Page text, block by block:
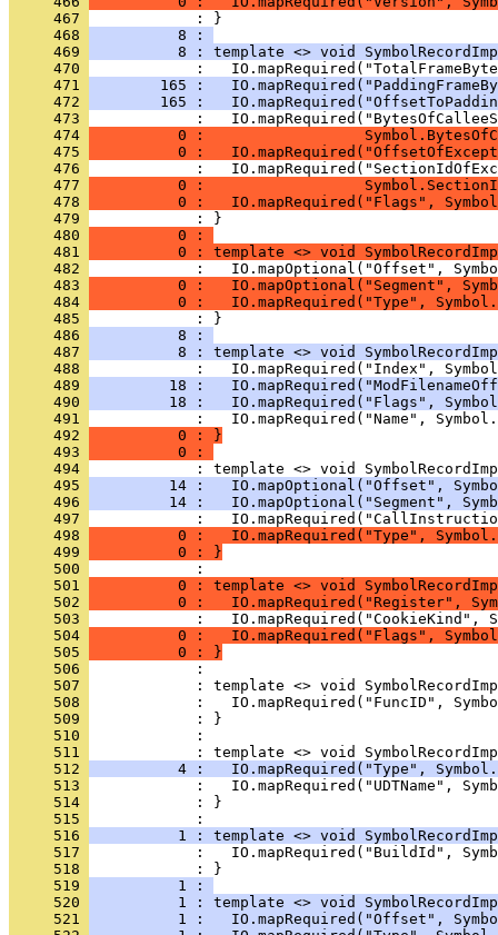
     467
            : }
     468
          8 :
     469
8 : template <> void
     470
     471
165 :
     472
165 :
     473
     474
0 :
     475
0 :
     476
     477
0 :
     478
0 :   IO.mapRequired("Flags",
     479
            : }
     480
          0 :
     481
0 : template <> void
     482
     483
0 :   IO.mapOptional("Segment",
     484
0 :   IO.mapRequired("Type",
     485
            : }
     486
          8 :
     487
8 : template <> void
     488
     489
18 :
     490
18 :   IO.mapRequired("Flags",
     491
     492
          0 : }
     493
          0 :
     494
     495
14 :   IO.mapOptional("Offset",
     496
14 :   IO.mapOptional("Segment",
     497
     498
0 :   IO.mapRequired("Type",
     499
          0 : }
     500
     501
0 : template <> void
     502
0 :   IO.mapRequired("Register",
     503
     504
0 :   IO.mapRequired("Flags",
     505
          0 : }
     506
     507
     508
     509
            : }
     510
     511
     512
4 :   IO.mapRequired("Type",
     513
     514
            : }
     515
     516
1 : template <> void
     517
     518
            : }
     519
          1 :
     520
1 : template <> void
     521
1 :   IO.mapRequired("Offset",